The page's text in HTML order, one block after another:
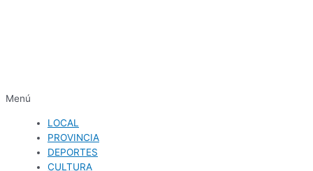
Menú
LOCAL
PROVINCIA
DEPORTES
CULTURA